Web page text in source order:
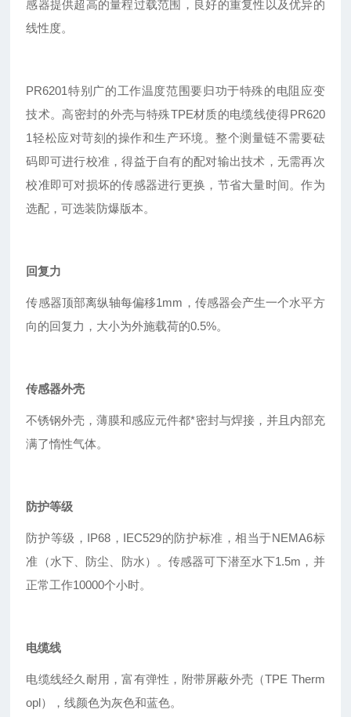
感器提供超高的量程过载范围，良好的重复性以及优异的
线性度。
PR6201特别广的工作温度范围要归功于特殊的电阻应变
技术。高密封的外壳与特殊TPE材质的电缆线使得PR620
1轻松应对苛刻的操作和生产环境。整个测量链不需要砝
码即可进行校准，得益于自有的配对输出技术，无需再次
校准即可对损坏的传感器进行更换，节省大量时间。作为
选配，可选装防爆版本。
回复力
传感器顶部离纵轴每偏移1mm，传感器会产生一个水平方
向的回复力，大小为外施载荷的0.5%。
传感器外壳
不锈钢外壳，薄膜和感应元件都*密封与焊接，并且内部充
满了惰性气体。
防护等级
防护等级，IP68，IEC529的防护标准，相当于NEMA6标
准（水下、防尘、防水）。传感器可下潜至水下1.5m，并
正常工作10000个小时。
电缆线
电缆线经久耐用，富有弹性，附带屏蔽外壳（TPE Therm
opl），线颜色为灰色和蓝色。